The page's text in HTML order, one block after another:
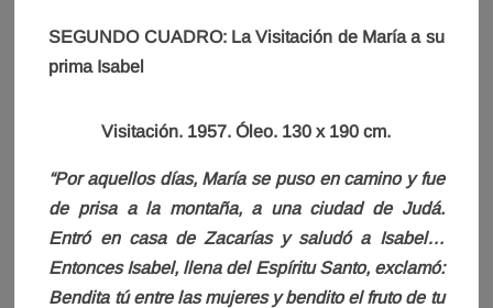
SEGUNDO CUADRO: La Visitación de María a su
prima Isabel
Visitación. 1957. Óleo. 130 x 190 cm.
“Por aquellos días, María se puso en camino y fue
de prisa a la montaña, a una ciudad de Judá.
Entró en casa de Zacarías y saludó a Isabel…
Entonces Isabel, llena del Espíritu Santo, exclamó:
Bendita tú entre las mujeres y bendito el fruto de tu